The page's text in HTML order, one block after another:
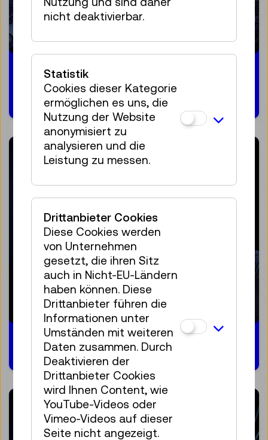
Moonvillage oder
Marskolonie?
Frauen im Weltall
nicht deaktivierbar.
Statistik
Cookies dieser Kategorie
ermöglichen es uns, die
Nutzung der Website
anonymisiert zu
analysieren und die
Leistung zu messen.
Drittanbieter Cookies
Diese Cookies werden
von Unternehmen
gesetzt, die ihren Sitz
auch in Nicht-EU-Ländern
haben können. Diese
Drittanbieter führen die
Informationen unter
Umständen mit weiteren
Daten zusammen. Durch
Deaktivieren der
Drittanbieter Cookies
wird Ihnen Content, wie
YouTube-Videos oder
Vimeo-Videos auf dieser
Seite nicht angezeigt.